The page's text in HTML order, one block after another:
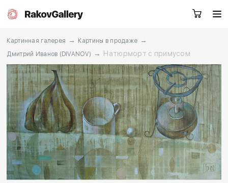
Москва
RU EN CN
Каталог Художники
О нас Услуги
Заказать звонок
Картинная галерея → Картины в продаже →
Дмитрий Иванов (DIVANOV) → Натюрморт с примусом